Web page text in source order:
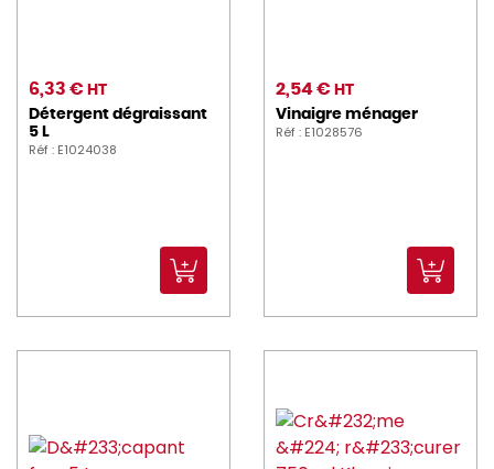
6,33 € HT
Détergent dégraissant
5 L
Réf : E1024038
2,54 € HT
Vinaigre ménager
Réf : E1028576